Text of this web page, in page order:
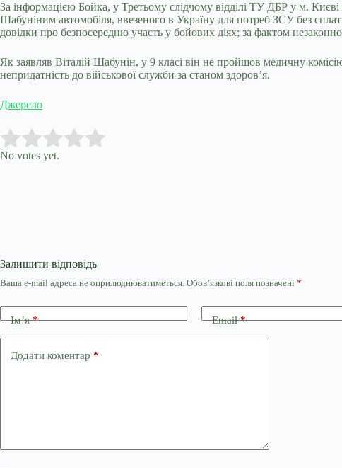
За інформацією Бойка, у Третьому слідчому відділі ТУ ДБР у м.
Шабуніним автомобіля, ввезеного в Україну для потреб ЗСУ без
довідки про безпосередню участь у бойових діях; за фактом
Як заявляв Віталій Шабунін, у 9 класі він не пройшов медичну
непридатність до військової служби за станом здоров’я.
Джерело
Rate this item:
No votes yet.
Залишити відповідь
Ваша e-mail адреса не оприлюднюватиметься. Обов’язкові поля позначені *
Ім’я* Email*
Додати коментар *